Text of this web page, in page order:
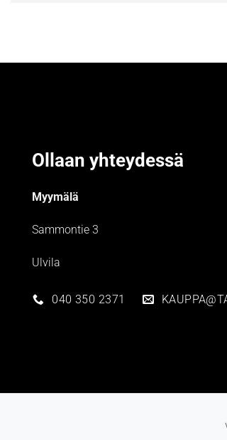
Ollaan yhteydessä
Myymälä
Sammontie 3
Ulvila
040 350 2371